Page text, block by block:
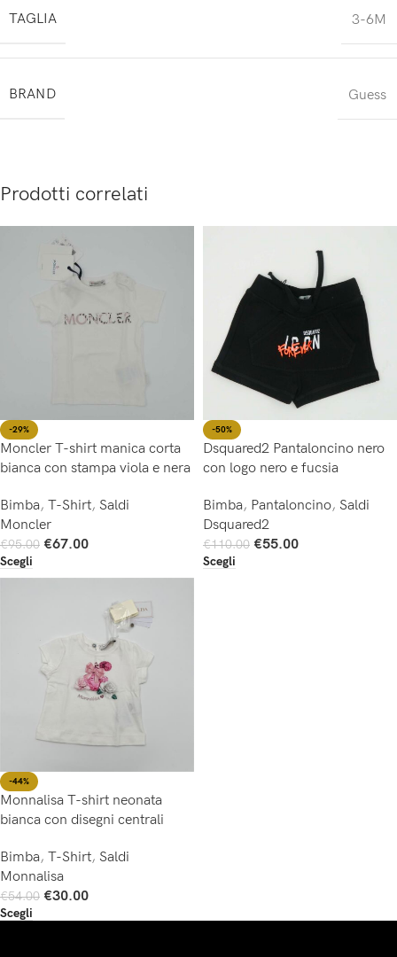
TAGLIA
3-6M
BRAND Guess
Prodotti correlati
-29%
Moncler T-shirt manica corta
bianca con stampa viola e nera
Bimba, T-Shirt, Saldi
Moncler
€95.00 €67.00
Scegli
-50%
Dsquared2 Pantaloncino nero
con logo nero e fucsia
Bimba, Pantaloncino, Saldi
Dsquared2
€110.00 €55.00
Scegli
-44%
Monnalisa T-shirt neonata
bianca con disegni centrali
Bimba, T-Shirt, Saldi
Monnalisa
€54.00 €30.00
Scegli